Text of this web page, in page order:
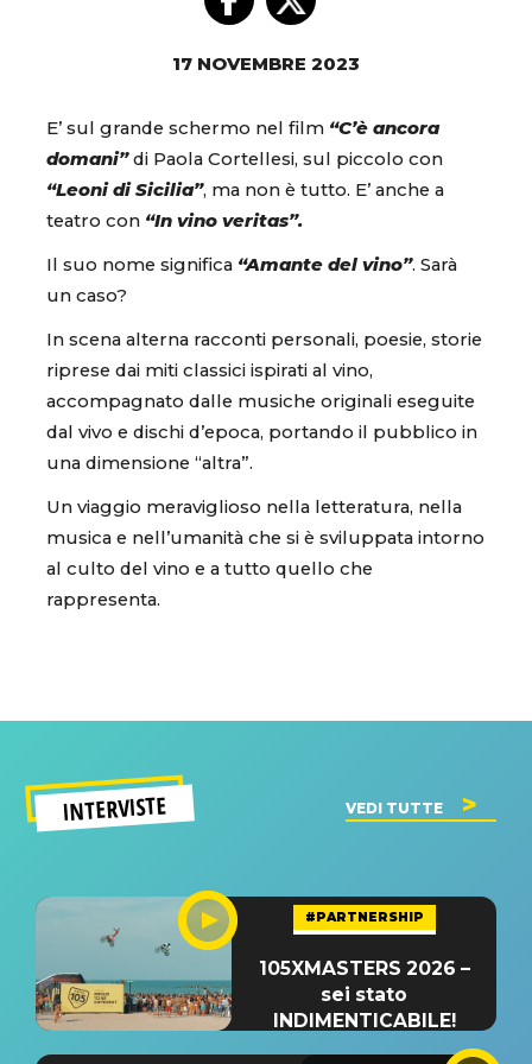
17 NOVEMBRE 2023
E’ sul grande schermo nel film “C’è ancora
domani”di Paola Cortellesi, sul piccolo con
“Leoni di Sicilia”, ma non è tutto. E’ anche a
teatro con “In vino veritas”.
Il suo nome significa “Amante del vino”. Sarà
un caso?
In scena alterna racconti personali, poesie, storie
riprese dai miti classici ispirati al vino,
accompagnato dalle musiche originali eseguite
dal vivo e dischi d’epoca, portando il pubblico in
una dimensione “altra”.
Un viaggio meraviglioso nella letteratura, nella
musica e nell’umanità che si è sviluppata intorno
al culto del vino e a tutto quello che
rappresenta.
INTERVISTE VEDI TUTTE
#PARTNERSHIP
105XMASTERS 2026 –
sei stato
INDIMENTICABILE!